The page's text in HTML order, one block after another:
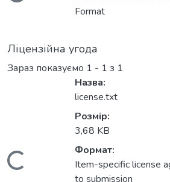
Format
Ліцензійна угода
Зараз показуємо 1 - 1 з 1
Назва:
license.txt
Розмір:
3,68 KB
Формат:
Item-specific license
to submission